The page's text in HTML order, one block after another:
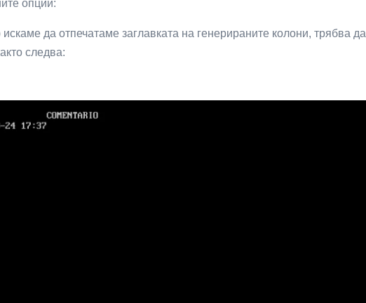
опции:
да отпечатаме заглавката на генерираните колони, трябва да
следва: